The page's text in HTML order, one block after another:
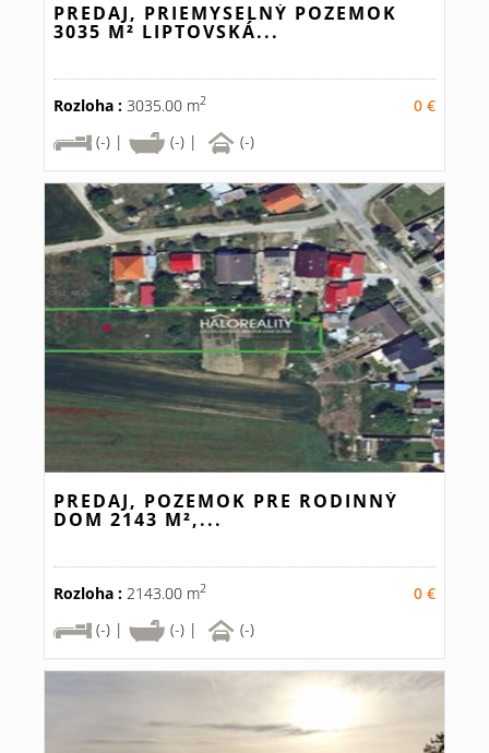
PREDAJ, PRIEMYSELNÝ POZEMOK
3035 M² LIPTOVSKÁ...
Rozloha : 3035.00 m2
0 €
(-) |
(-) | (-)
PREDAJ, POZEMOK PRE RODINNÝ
DOM 2143 M²,...
Rozloha : 2143.00 m2
0 €
(-) |
(-) | (-)